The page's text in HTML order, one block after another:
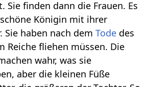
Sie finden dann die Frauen. Es
Königin mit ihrer
Sie haben nach demTode des
Reiche fliehen müssen. Die
wahr, was sie
aber die kleinen Füße